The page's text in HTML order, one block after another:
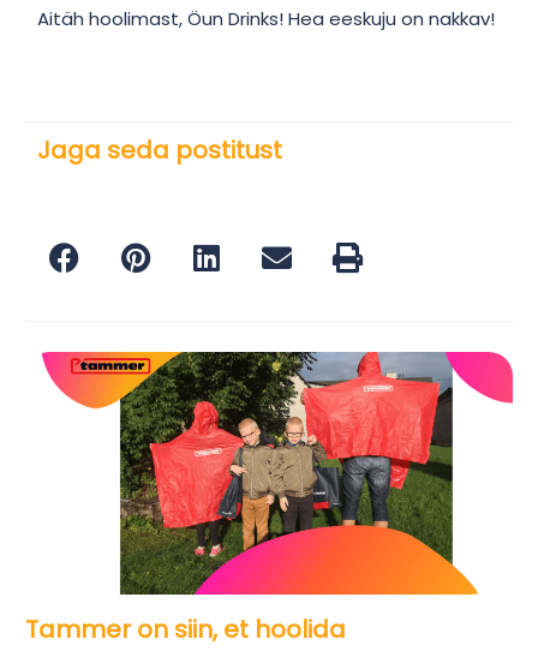
Aitäh hoolimast, Öun Drinks! Hea eeskuju on nakkav!
Jaga seda postitust
Tammer on siin, et hoolida